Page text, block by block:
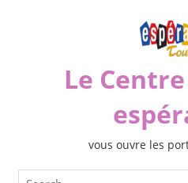
Le
vous ouvre les